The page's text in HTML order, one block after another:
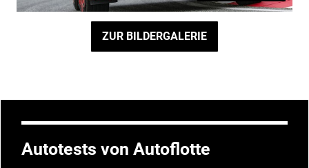
ZUR BILDERGALERIE
Autotests von Autoflotte